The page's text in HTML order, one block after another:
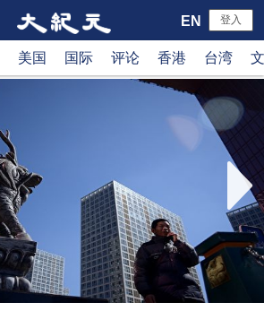
登入
EN
美国 国际 评论 香港 台湾